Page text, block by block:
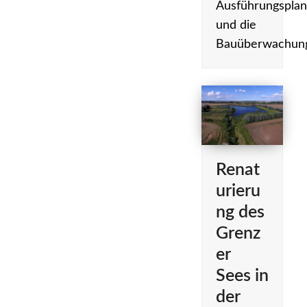
und die
Renat
urieru
ng des
Grenz
er
Sees in
der